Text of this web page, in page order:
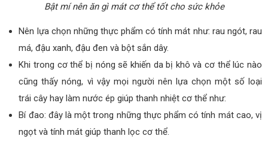
Bật mí nên ăn gì mát cơ thể tốt cho sức khỏe
Nên lựa chọn những thực phẩm có tính mát như: rau ngót, rau
má, đậu xanh, đậu đen và bột sắn dây.
Khi trong cơ thể bị nóng sẽ khiến da bị khô và cơ thể lúc nào
cũng thấy nóng, vì vậy mọi người nên lựa chọn một số loại
trái cây hay làm nước ép giúp thanh nhiệt cơ thể như:
Bí đao: đây là một trong những thực phẩm có tính mát cao, vị
ngọt và tính mát giúp thanh lọc cơ thể.